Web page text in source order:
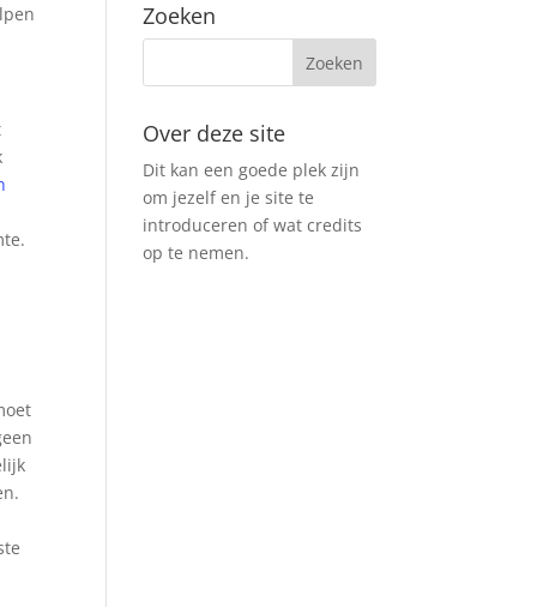
Zoeken
Over deze site
Dit kan een goede plek zijn
om jezelf en je site te
introduceren of wat credits
op te nemen.